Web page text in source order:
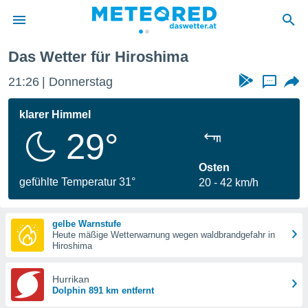
wurde
dass
sind.
diese
Das Wetter für Hiroshima
21:26 Donnerstag ...
klarer Himmel
29°
gefühlte Temperatur 31°
Osten
20
42 km/h
gelbe Warnstufe
Heute mäßige Wetterwarnung wegen waldbrandgefahr in
Hiroshima
Hurrikan
Dolphin 891 km entfernt